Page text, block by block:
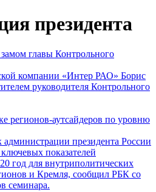
президента
главы Контрольного
компании «Интер РАО» Борис
руководителя Контрольного
регионов-аутсайдеров по уровню
президента России
показателей
год для внутриполитических
и Кремля, сообщил РБК со
семинара.